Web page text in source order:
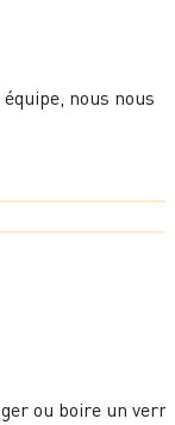
nous nous
ou boire un